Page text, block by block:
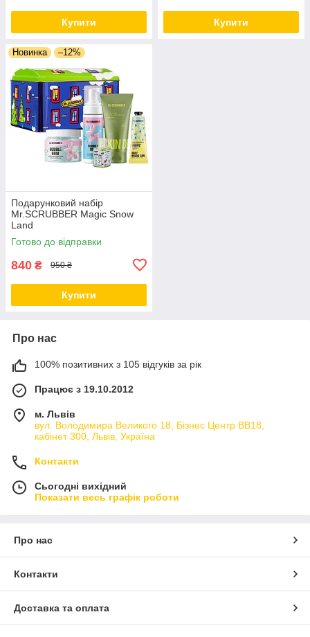
Купити Купити
Новинка –12%
Подарунковий набір
Mr.SCRUBBER Magic Snow
Land
Готово до відправки
840 ₴ 950 ₴
Купити
Про нас
100% позитивних з 105 відгуків за рік
Працює з 19.10.2012
м. Львів
вул. Володимира Великого 18, Бізнес Центр ВВ18,
кабінет 300, Львів, Україна
Контакти
Сьогодні вихідний
Показати весь графік роботи
Про нас
Контакти
Доставка та оплата